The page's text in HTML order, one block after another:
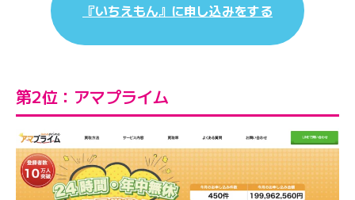
『いちえもん』に申し込みをする
第2位：アマプライム